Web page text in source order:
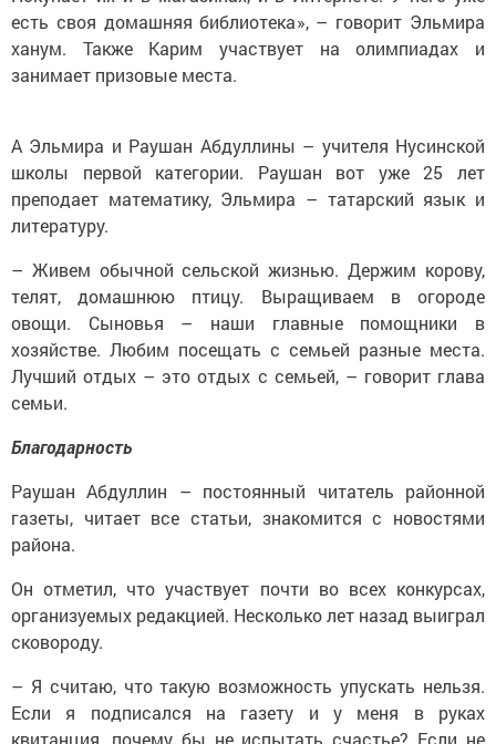
есть своя домашняя библиотека», – говорит Эльмира
ханум. Также Карим участвует на олимпиадах и
занимает призовые места.
А Эльмира и Раушан Абдуллины – учителя Нусинской
школы первой категории. Раушан вот уже 25 лет
преподает математику, Эльмира – татарский язык и
литературу.
– Живем обычной сельской жизнью. Держим корову,
телят, домашнюю птицу. Выращиваем в огороде
овощи. Сыновья – наши главные помощники в
хозяйстве. Любим посещать с семьей разные места.
Лучший отдых – это отдых с семьей, – говорит глава
семьи.
Благодарность
Раушан Абдуллин – постоянный читатель районной
газеты, читает все статьи, знакомится с новостями
района.
Он отметил, что участвует почти во всех конкурсах,
организуемых редакцией. Несколько лет назад выиграл
сковороду.
– Я считаю, что такую возможность упускать нельзя.
Если я подписался на газету и у меня в руках
квитанция, почему бы не испытать счастье? Если не